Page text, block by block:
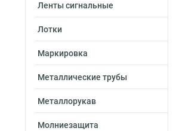
Ленты сигнальные
Лотки
Маркировка
Металлические трубы
Металлорукав
Молниезащита